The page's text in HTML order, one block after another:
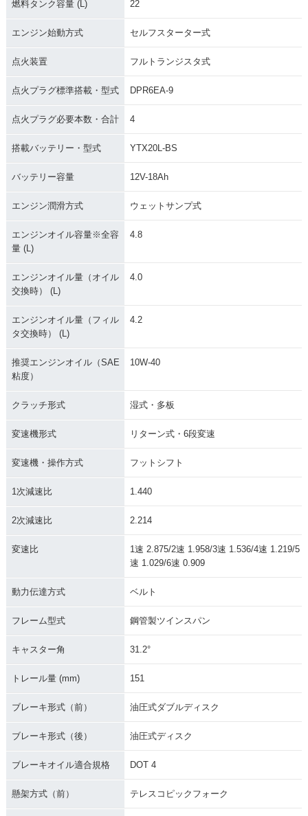
燃料タンク容量 (L) 22
エンジン始動方式 セルフスターター式
点火装置 フルトランジスタ式
点火プラグ標準搭載・型式 DPR6EA-9
点火プラグ必要本数・合計 4
搭載バッテリー・型式 YTX20L-BS
バッテリー容量 12V-18Ah
エンジン潤滑方式 ウェットサンプ式
エンジンオイル容量※全容
量 (L)
4.8
エンジンオイル量（オイル
交換時） (L)
4.0
エンジンオイル量（フィル
タ交換時） (L)
4.2
推奨エンジンオイル（SAE
粘度）
10W-40
クラッチ形式 湿式・多板
変速機形式 リターン式・6段変速
変速機・操作方式 フットシフト
1次減速比 1.440
2次減速比 2.214
変速比
1速 2.875/2速 1.958/3速 1.536/4速 1.219/5
速 1.029/6速 0.909
動力伝達方式 ベルト
フレーム型式 鋼管製ツインスパン
キャスター角 31.2°
トレール量 (mm) 151
ブレーキ形式（前） 油圧式ダブルディスク
ブレーキ形式（後） 油圧式ディスク
ブレーキオイル適合規格 DOT 4
懸架方式（前） テレスコピックフォーク